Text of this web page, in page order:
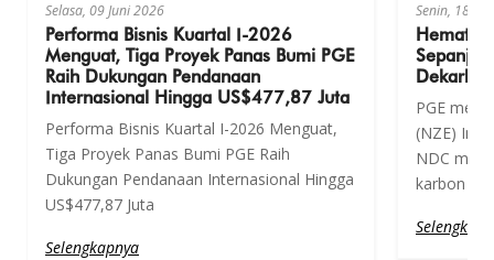
Selasa, 09 Juni 2026
Performa Bisnis Kuartal I-2026
Menguat, Tiga Proyek Panas Bumi PGE
Raih Dukungan Pendanaan
Internasional Hingga US$477,87 Juta
Performa Bisnis Kuartal I-2026 Menguat,
Tiga Proyek Panas Bumi PGE Raih
Dukungan Pendanaan Internasional Hingga
US$477,87 Juta
Selengkapnya
Senin, 18
Hemat
PGE
(NZE)
NDC
karbon